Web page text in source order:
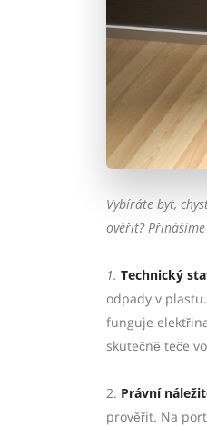
Vybíráte byt,
ověřit?
1. Technický
odpady v
funguje
skutečně teče
2. Právní
prověřit. Na